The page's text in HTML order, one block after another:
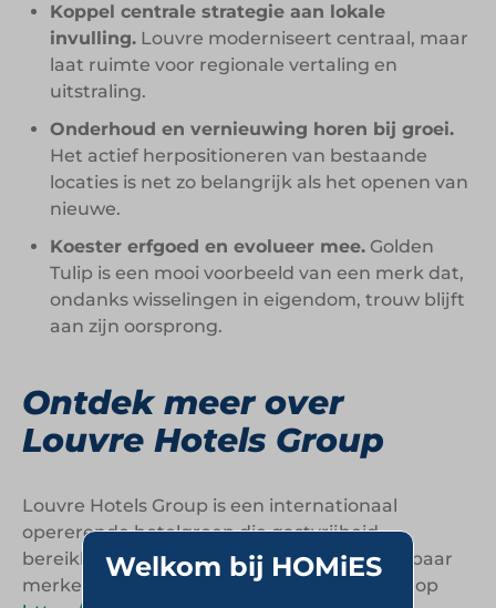
Koppel centrale strategie aan lokale
invulling. Louvre moderniseert centraal, maar
laat ruimte voor regionale vertaling en
uitstraling.
Onderhoud en vernieuwing horen bij groei.
Het actief herpositioneren van bestaande
locaties is net zo belangrijk als het openen van
nieuwe.
Koester erfgoed en evolueer mee. Golden
Tulip is een mooi voorbeeld van een merk dat,
ondanks wisselingen in eigendom, trouw blijft
aan zijn oorsprong.
Ontdek meer over
Louvre Hotels Group
Louvre Hotels Group is een internationaal
opererende hotelgroep die gastvrijheid
bereikbaar maakt via een breed en herkenbaar
merkenportfolio. Kijk voor meer informatie op
Welkom bij HOMiES